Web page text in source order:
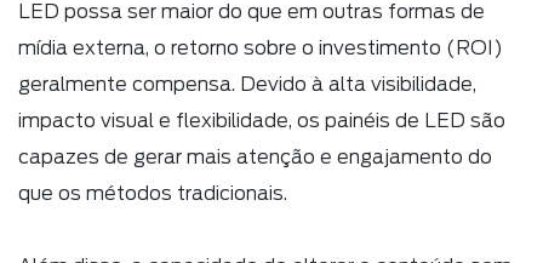
LED possa ser maior do que em outras formas de
mídia externa, o retorno sobre o investimento (ROI)
geralmente compensa. Devido à alta visibilidade,
impacto visual e flexibilidade, os painéis de LED são
capazes de gerar mais atenção e engajamento do
que os métodos tradicionais.